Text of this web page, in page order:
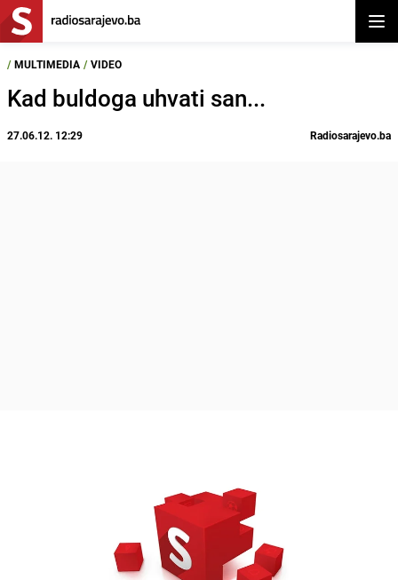
/ MULTIMEDIA / VIDEO
Kad buldoga uhvati san...
27.06.12. 12:29 Radiosarajevo.ba